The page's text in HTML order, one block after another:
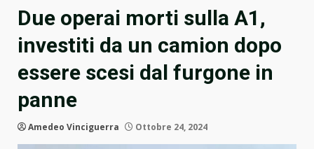
Due operai morti sulla A1,
investiti da un camion dopo
essere scesi dal furgone in
panne
Amedeo Vinciguerra Ottobre 24, 2024